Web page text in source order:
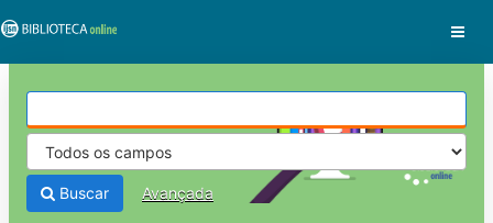
VuFind
Buscar Avançada